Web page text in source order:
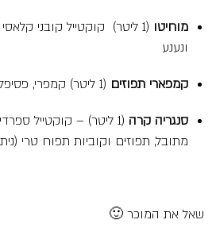
מוחיטו
(1 ליטר) קוקטייל קובני
ונענע
קמפארי תפוזים (1 ליטר) קמפרי, פסיפלורה, מיץ תפוזים טבעי
סנגריה קרה
(1 ליטר) – קוקטייל
מתובל, תפוזים וקוביות תפוח טרי
שאל את המוכר 🙂